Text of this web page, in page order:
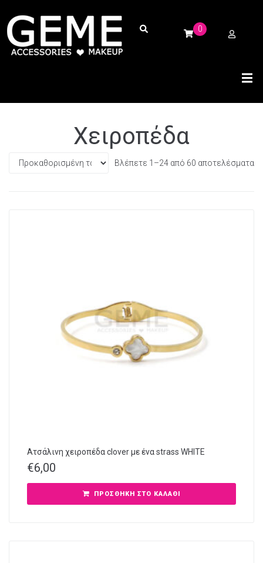
0
Χειροπέδα
Βλέπετε 1–24 από 60 αποτελέσματα
Ατσάλινη χειροπέδα clover με ένα strass WHITE
€6,00
ΠΡΟΣΘΉΚΗ ΣΤΟ ΚΑΛΆΘΙ